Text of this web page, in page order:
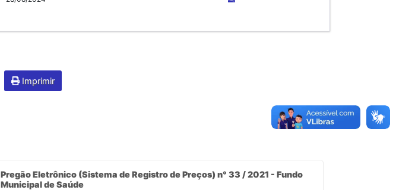
Imprimir
Pregão Eletrônico (Sistema de Registro de Preços) n° 33 / 2021 - Fundo
Municipal de Saúde